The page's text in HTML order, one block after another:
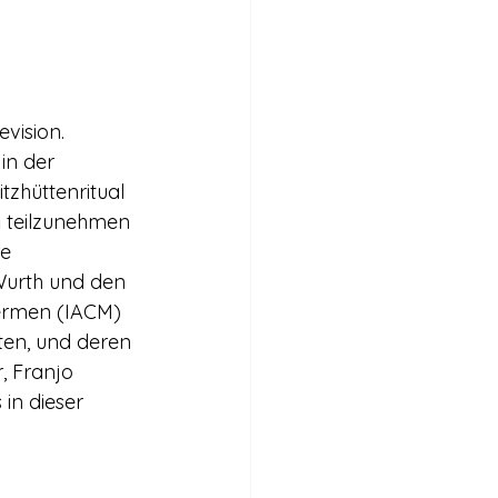
der
und den
(IACM)
und deren
Franjo
dieser